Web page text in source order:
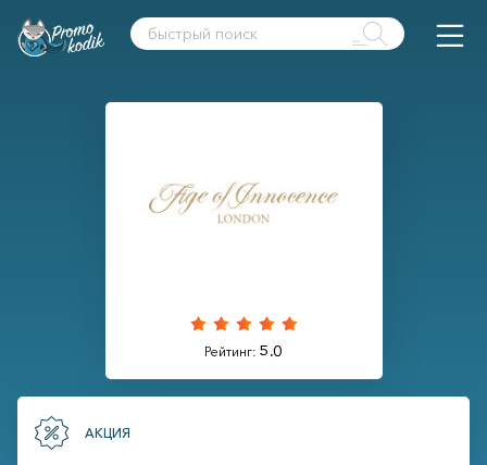
Рейтинг: 5.0
АКЦИЯ